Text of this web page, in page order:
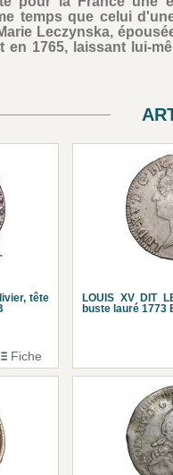
temps que celui
Leczynska,
en 1765, laissant lui-
tête
Fiche
LOUIS XV DIT
buste lauré 1773